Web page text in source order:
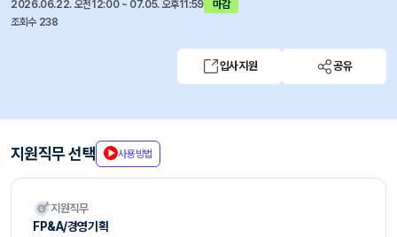
2026.06.22. 오전12:00 ~ 07.05. 오후11:59
마감
조회수 238
입사지원 공유
지원직무 선택 사용방법
지원직무
FP&A/경영기획